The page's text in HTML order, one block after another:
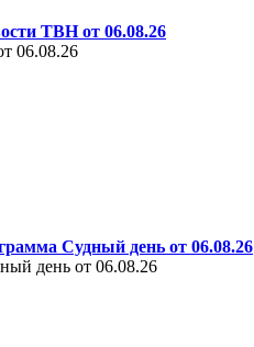
ТВН от 06.08.26
06.08.26
Судный день от 06.08.26
день от 06.08.26